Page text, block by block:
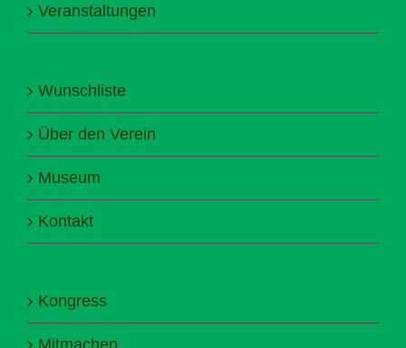
Veranstaltungen
Wunschliste
Über den Verein
Museum
Kontakt
Kongress
Mitmachen